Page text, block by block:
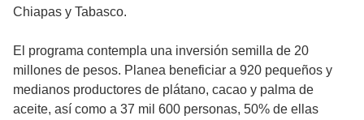
Chiapas y Tabasco.
El programa contempla una inversión semilla de 20
millones de pesos. Planea beneficiar a 920 pequeños y
medianos productores de plátano, cacao y palma de
aceite, así como a 37 mil 600 personas, 50% de ellas